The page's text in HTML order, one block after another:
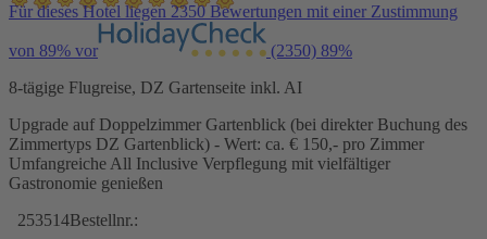
Für dieses Hotel liegen 2350 Bewertungen mit einer Zustimmung
von 89% vor (2350) 89%
8-tägige Flugreise, DZ Gartenseite inkl. AI
Upgrade auf Doppelzimmer Gartenblick (bei direkter Buchung des
Zimmertyps DZ Gartenblick) - Wert: ca. € 150,- pro Zimmer
Umfangreiche All Inclusive Verpflegung mit vielfältiger
Gastronomie genießen
253514Bestellnr.: